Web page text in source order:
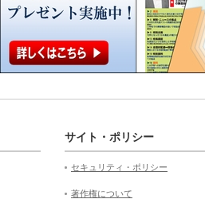
サイト・ポリシー
セキュリティ・ポリシー
著作権について